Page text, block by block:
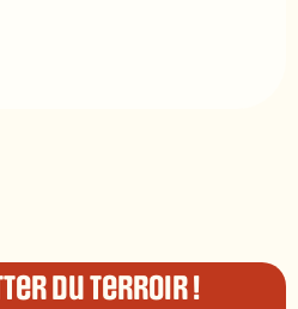
du terroir !